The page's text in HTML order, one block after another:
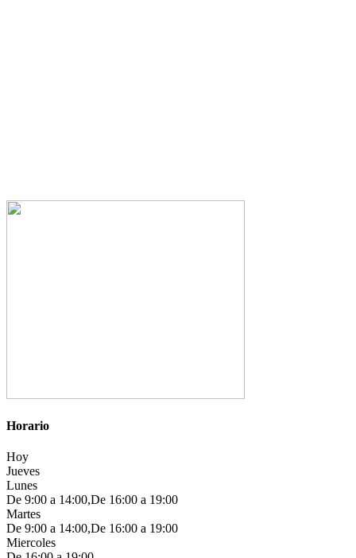
Horario
Hoy
Jueves
Lunes
De 9:00 a 14:00,De 16:00 a 19:00
Martes
De 9:00 a 14:00,De 16:00 a 19:00
Miercoles